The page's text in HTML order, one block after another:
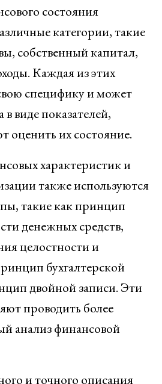
состояния
категории, такие
собственный капитал,
Каждая из этих
специфику и может
виде показателей,
оценить их состояние.
характеристик и
также используются
такие как принцип
денежных средств,
целостности и
бухгалтерской
двойной записи. Эти
проводить более
анализ финансовой
и точного описания